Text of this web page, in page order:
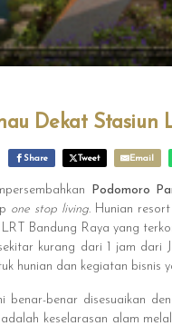
Dekat Stasiun
Share Tweet Email
Podomoro
one stop living. Hunian
Bandung Raya yang
kurang dari 1 jam dari
hunian dan kegiatan bisnis
benar-benar disesuaikan
keselarasan alam